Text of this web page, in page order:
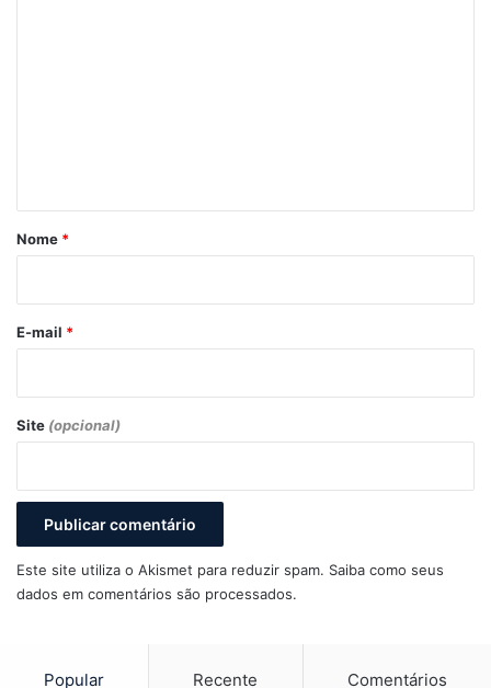
r
*
Nome *
E-mail *
Site (opcional)
Este site utiliza o Akismet para reduzir spam. Saiba como seus
dados em comentários são processados.
Popular Recente Comentários